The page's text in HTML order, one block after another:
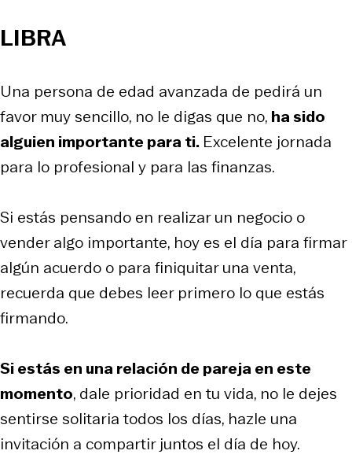
LIBRA
Una persona de edad avanzada de pedirá un
favor muy sencillo, no le digas que no, ha sido
alguien importante para ti. Excelente jornada
para lo profesional y para las finanzas.
Si estás pensando en realizar un negocio o
vender algo importante, hoy es el día para firmar
algún acuerdo o para finiquitar una venta,
recuerda que debes leer primero lo que estás
firmando.
Si estás en una relación de pareja en este
momento, dale prioridad en tu vida, no le dejes
sentirse solitaria todos los días, hazle una
invitación a compartir juntos el día de hoy.